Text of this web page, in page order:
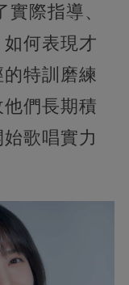
際指導、
何表現才
特訓磨練
們長期積
歌唱實力